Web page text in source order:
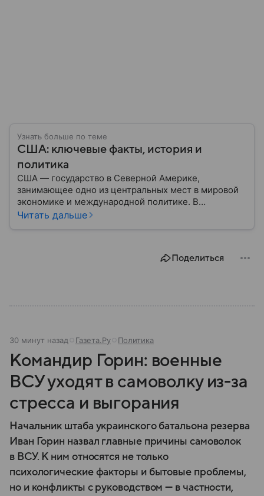
Узнать больше по теме
США: ключевые факты, история и
политика
США — государство в Северной Америке,
занимающее одно из центральных мест в мировой
экономике и международной политике. В
материале — основные сведения об этой стране.
Читать дальше
Поделиться
30 минут назад Газета.Ру Политика
Командир Горин: военные
ВСУ уходят в самоволку из-за
стресса и выгорания
Начальник штаба украинского батальона резерва
Иван Горин назвал главные причины самоволок
в ВСУ. К ним относятся не только
психологические факторы и бытовые проблемы,
но и конфликты с руководством — в частности,